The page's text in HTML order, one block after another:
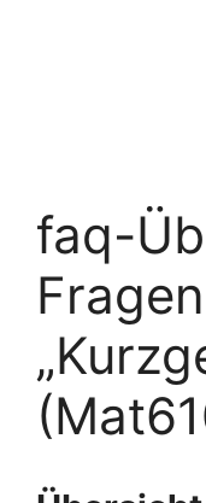
faq-